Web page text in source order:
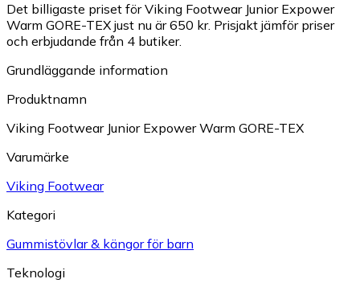
Det billigaste priset för Viking Footwear Junior Expower
Warm GORE-TEX just nu är 650 kr. Prisjakt jämför priser
och erbjudande från 4 butiker.
Grundläggande information
Produktnamn
Viking Footwear Junior Expower Warm GORE-TEX
Varumärke
Viking Footwear
Kategori
Gummistövlar & kängor för barn
Teknologi